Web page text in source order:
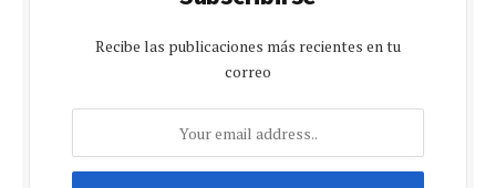
Recibe las publicaciones más recientes en tu
correo